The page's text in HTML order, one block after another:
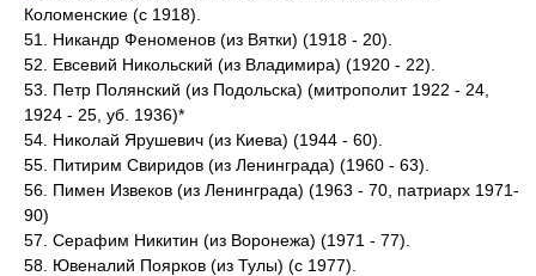
Коломенские (с 1918).
51. Никандр Феноменов (из Вятки) (1918 - 20).
52. Евсевий Никольский (из Владимира) (1920 - 22).
53. Петр Полянский (из Подольска) (митрополит 1922 - 24,
1924 - 25, уб. 1936)*
54. Николай Ярушевич (из Киева) (1944 - 60).
55. Питирим Свиридов (из Ленинграда) (1960 - 63).
56. Пимен Извеков (из Ленинграда) (1963 - 70, патриарх 1971-
90)
57. Серафим Никитин (из Воронежа) (1971 - 77).
58. Ювеналий Поярков (из Тулы) (с 1977).